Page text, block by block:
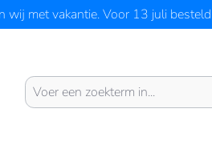
met vakantie. Voor 13 juli